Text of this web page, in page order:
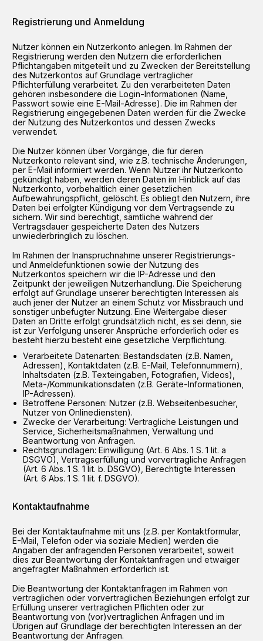
Registrierung und Anmeldung
Nutzer können ein Nutzerkonto anlegen. Im Rahmen der
Registrierung werden den Nutzern die erforderlichen
Pflichtangaben mitgeteilt und zu Zwecken der Bereitstellung
des Nutzerkontos auf Grundlage vertraglicher
Pflichterfüllung verarbeitet. Zu den verarbeiteten Daten
gehören insbesondere die Login-Informationen (Name,
Passwort sowie eine E-Mail-Adresse). Die im Rahmen der
Registrierung eingegebenen Daten werden für die Zwecke
der Nutzung des Nutzerkontos und dessen Zwecks
verwendet.
Die Nutzer können über Vorgänge, die für deren
Nutzerkonto relevant sind, wie z.B. technische Änderungen,
per E-Mail informiert werden. Wenn Nutzer ihr Nutzerkonto
gekündigt haben, werden deren Daten im Hinblick auf das
Nutzerkonto, vorbehaltlich einer gesetzlichen
Aufbewahrungspflicht, gelöscht. Es obliegt den Nutzern, ihre
Daten bei erfolgter Kündigung vor dem Vertragsende zu
sichern. Wir sind berechtigt, sämtliche während der
Vertragsdauer gespeicherte Daten des Nutzers
unwiederbringlich zu löschen.
Im Rahmen der Inanspruchnahme unserer Registrierungs-
und Anmeldefunktionen sowie der Nutzung des
Nutzerkontos speichern wir die IP-Adresse und den
Zeitpunkt der jeweiligen Nutzerhandlung. Die Speicherung
erfolgt auf Grundlage unserer berechtigten Interessen als
auch jener der Nutzer an einem Schutz vor Missbrauch und
sonstiger unbefugter Nutzung. Eine Weitergabe dieser
Daten an Dritte erfolgt grundsätzlich nicht, es sei denn, sie
ist zur Verfolgung unserer Ansprüche erforderlich oder es
besteht hierzu besteht eine gesetzliche Verpflichtung.
Verarbeitete Datenarten: Bestandsdaten (z.B. Namen,
Adressen), Kontaktdaten (z.B. E-Mail, Telefonnummern),
Inhaltsdaten (z.B. Texteingaben, Fotografien, Videos),
Meta-/Kommunikationsdaten (z.B. Geräte-Informationen,
IP-Adressen).
Betroffene Personen: Nutzer (z.B. Webseitenbesucher,
Nutzer von Onlinediensten).
Zwecke der Verarbeitung: Vertragliche Leistungen und
Service, Sicherheitsmaßnahmen, Verwaltung und
Beantwortung von Anfragen.
Rechtsgrundlagen: Einwilligung (Art. 6 Abs. 1 S. 1 lit. a
DSGVO), Vertragserfüllung und vorvertragliche Anfragen
(Art. 6 Abs. 1 S. 1 lit. b. DSGVO), Berechtigte Interessen
(Art. 6 Abs. 1 S. 1 lit. f. DSGVO).
Kontaktaufnahme
Bei der Kontaktaufnahme mit uns (z.B. per Kontaktformular,
E-Mail, Telefon oder via soziale Medien) werden die
Angaben der anfragenden Personen verarbeitet, soweit
dies zur Beantwortung der Kontaktanfragen und etwaiger
angefragter Maßnahmen erforderlich ist.
Die Beantwortung der Kontaktanfragen im Rahmen von
vertraglichen oder vorvertraglichen Beziehungen erfolgt zur
Erfüllung unserer vertraglichen Pflichten oder zur
Beantwortung von (vor)vertraglichen Anfragen und im
Übrigen auf Grundlage der berechtigten Interessen an der
Beantwortung der Anfragen.